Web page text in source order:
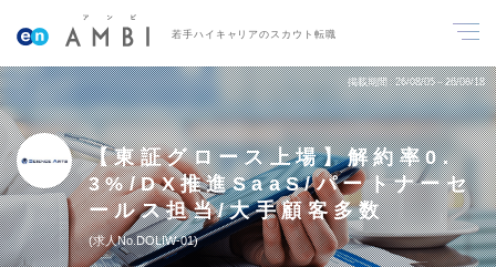
若手ハイキャリアのスカウト転職
掲載期間 26/08/05～26/08/18
【東証グロース上場】解約率0.
3%/DX推進SaaS/パートナーセ
ールス担当/大手顧客多数
求人No.DOLIW-01